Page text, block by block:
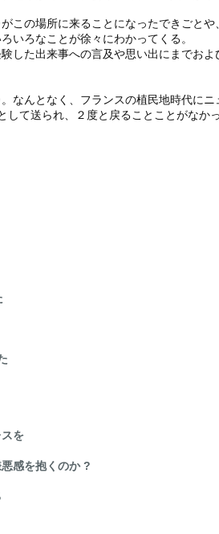
この場所に来ることになったできごと
いろなことが徐々にわかってくる。
した出来事への言及や思い出にまでお
なんとなく、 フランスの植民地時代にニ
して送られ、２度と戻ることことがなか
を
感を抱くのか ?